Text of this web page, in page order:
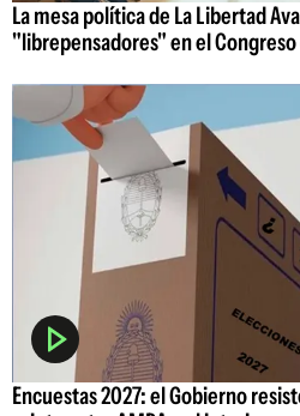
La mesa política de La Libertad
"librepensadores" en el
Encuestas 2027: el Gobierno